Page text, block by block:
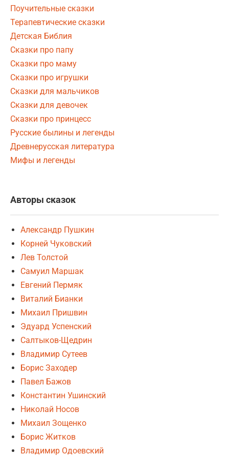
Поучительные сказки
Терапевтические сказки
Детская Библия
Сказки про папу
Сказки про маму
Сказки про игрушки
Сказки для мальчиков
Сказки для девочек
Сказки про принцесс
Русские былины и легенды
Древнерусская литература
Мифы и легенды
Авторы сказок
Александр Пушкин
Корней Чуковский
Лев Толстой
Самуил Маршак
Евгений Пермяк
Виталий Бианки
Михаил Пришвин
Эдуард Успенский
Салтыков-Щедрин
Владимир Сутеев
Борис Заходер
Павел Бажов
Константин Ушинский
Николай Носов
Михаил Зощенко
Борис Житков
Владимир Одоевский